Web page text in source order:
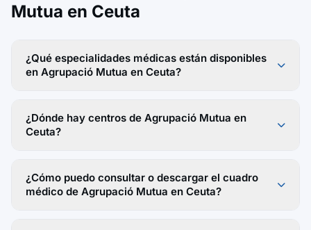
Mutua en Ceuta
¿Qué especialidades médicas están disponibles
en Agrupació Mutua en Ceuta?
¿Dónde hay centros de Agrupació Mutua en
Ceuta?
¿Cómo puedo consultar o descargar el cuadro
médico de Agrupació Mutua en Ceuta?